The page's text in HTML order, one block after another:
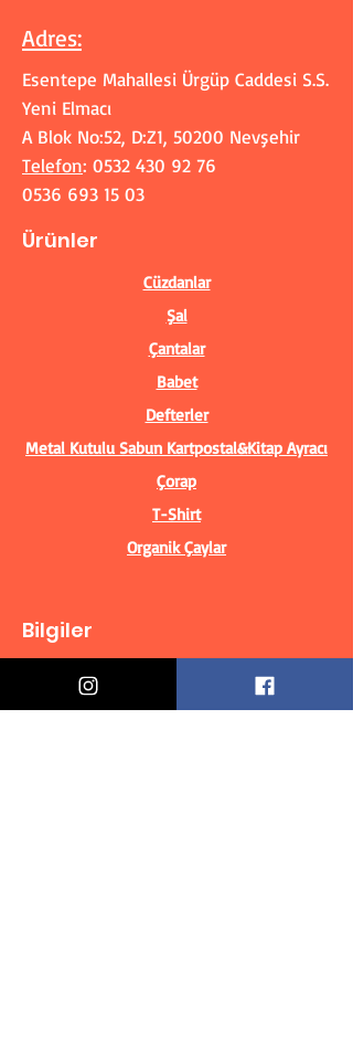
Adres:
Esentepe Mahallesi Ürgüp Caddesi S.S.
Yeni Elmacı
A Blok No:52, D:Z1, 50200 Nevşehir
Telefon: 0532 430 92 76
0536 693 15 03
Ürünler
Cüzdanlar
Şal
Çantalar
Babet
Defterler
Metal Kutulu Sabun Kartpostal&Kitap Ayracı
Çorap
T-Shirt
Organik Çaylar
Bilgiler
Biz Kimiz?
İletişim Bilgileri